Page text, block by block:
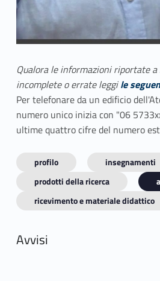
Qualora le informazioni riportate
incomplete o errate leggile
Per telefonare da un edificio
numero unico inizia con "06
ultime quattro cifre del numero
profilo
insegnamenti
prodotti della ricerca
ricevimento e materiale didattico
Avvisi